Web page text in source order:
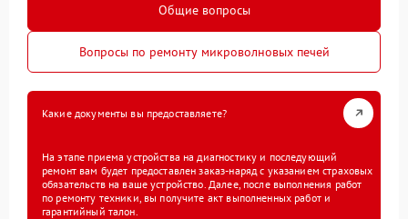
Общие вопросы
Вопросы по ремонту микроволновых печей
Какие документы вы предоставляете?
На этапе приема устройства на диагностику и последующий
ремонт вам будет предоставлен заказ-наряд с указанием страховых
обязательств на ваше устройство. Далее, после выполнения работ
по ремонту техники, вы получите акт выполненных работ и
гарантийный талон.